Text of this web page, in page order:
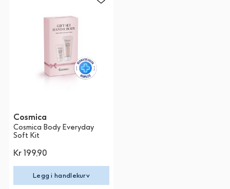
Cosmica
Cosmica Body Everyday
Soft Kit
Kr 199,90
Legg i handlekurv